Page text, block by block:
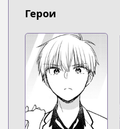
Герои